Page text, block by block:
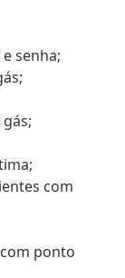
senha;
com
ponto